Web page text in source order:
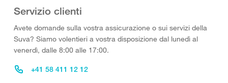
Servizio clienti
Avete domande sulla vostra assicurazione o sui servizi della
Suva? Siamo volentieri a vostra disposizione dal lunedì al
venerdì, dalle 8:00 alle 17:00.
+41 58 411 12 12